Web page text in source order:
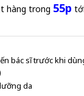
hàng trong 55p
bác sĩ trước khi
da